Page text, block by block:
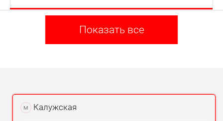
Показать все
м Калужская